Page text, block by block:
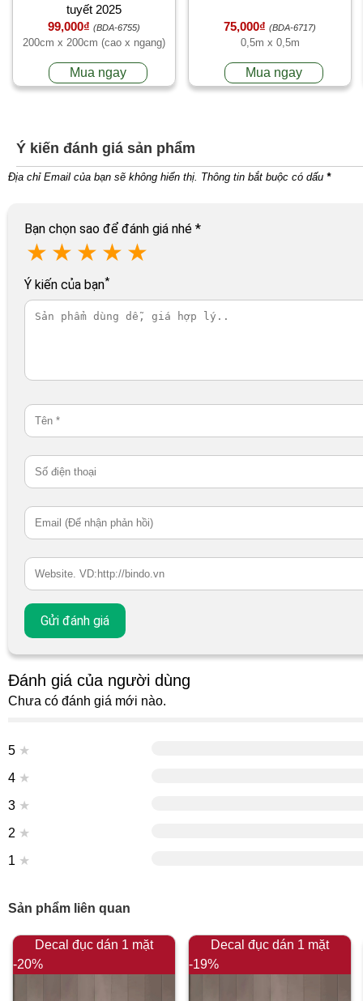
tuyết 2025
99,000₫ (BDA-6755)
200cm x 200cm (cao x ngang)
Mua ngay
75,000₫ (BDA-6717)
0,5m x 0,5m
Mua ngay
Ý kiến đánh giá sản phẩm
Địa chỉ Email của bạn sẽ không hiển thị. Thông tin bắt buộc có dấu *
Bạn chọn sao để đánh giá nhé *
★ ★ ★ ★ ★
Ý kiến của bạn*
Đánh giá của người dùng
Chưa có đánh giá mới nào.
5 ★
4 ★
3 ★
2 ★
1 ★
Sản phẩm liên quan
Decal đục dán 1 mặt
-20%
Decal đục dán 1 mặt
-19%